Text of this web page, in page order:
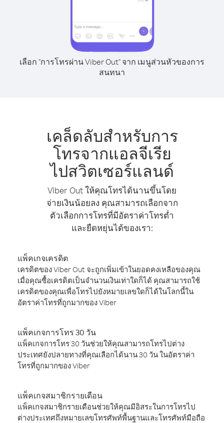
เลือก "การโทรผ่าน Viber Out" จาก เมนูส่วนหัวของการ
สนทนา
เคล็ดลับสำหรับการ
โทรจากแอลจีเรีย
ไปสวิตเซอร์แลนด์
Viber Out ให้คุณโทรได้นานขึ้นโดย
จ่ายเงินน้อยลง คุณสามารถเลือกจาก
ตัวเลือกการโทรที่มีอัตราค่าโทรต่ำ
และยืดหยุ่นได้ของเรา:
แพ็คเกจเครดิต
เครดิตของ Viber Out จะถูกเพิ่มเข้าในยอดคงเหลือของคุณ
เมื่อคุณซื้อเครดิตเป็นจำนวนเงินเท่าใดก็ได้ คุณสามารถใช้
เครดิตของคุณเพื่อโทรไปยังหมายเลขใดก็ได้ในโลกนี้ใน
อัตราค่าโทรที่ถูกมากของ Viber
แพ็คเกจการโทร 30 วัน
แพ็คเกจการโทร 30 วันช่วยให้คุณสามารถโทรไปต่าง
ประเทศยังปลายทางที่คุณเลือกได้นาน 30 วัน ในอัตราค่า
โทรที่ถูกมากของ Viber
แพ็คเกจสมาชิกรายเดือน
แพ็คเกจสมาชิกรายเดือนช่วยให้คุณมีอิสระในการโทรไป
ต่างประเทศถึงหมายเลขโทรศัพท์พื้นฐานและโทรศัพท์มือถือ